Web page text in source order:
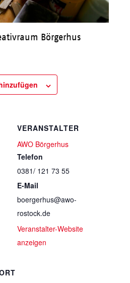
Börgerhus
VERANSTALTER
AWO Börgerhus
Telefon
0381/ 121 73 55
E-Mail
boergerhus@awo-
rostock.de
Veranstalter-Website
anzeigen